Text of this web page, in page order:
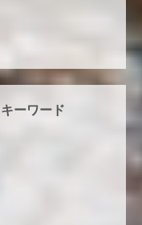
ーワード